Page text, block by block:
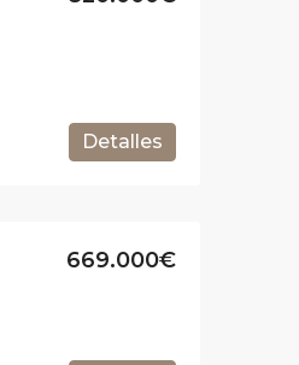
Detalles
669.000€